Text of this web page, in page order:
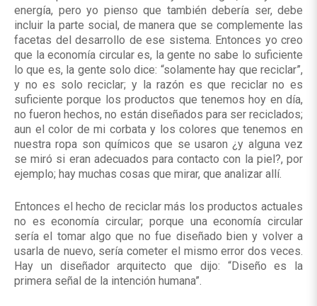
energía, pero yo pienso que también debería ser, debe
incluir la parte social, de manera que se complemente las
facetas del desarrollo de ese sistema. Entonces yo creo
que la economía circular es, la gente no sabe lo suficiente
lo que es, la gente solo dice: “solamente hay que reciclar”,
y no es solo reciclar; y la razón es que reciclar no es
suficiente porque los productos que tenemos hoy en día,
no fueron hechos, no están diseñados para ser reciclados;
aun el color de mi corbata y los colores que tenemos en
nuestra ropa son químicos que se usaron ¿y alguna vez
se miró si eran adecuados para contacto con la piel?, por
ejemplo; hay muchas cosas que mirar, que analizar allí.
Entonces el hecho de reciclar más los productos actuales
no es economía circular; porque una economía circular
sería el tomar algo que no fue diseñado bien y volver a
usarla de nuevo, sería cometer el mismo error dos veces.
Hay un diseñador arquitecto que dijo: “Diseño es la
primera señal de la intención humana”.